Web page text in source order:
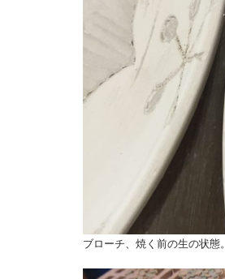
ブローチ、焼く前の生の状態。